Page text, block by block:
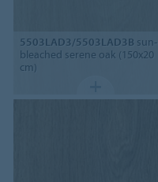
5503LAD3/5503LAD3B sun-
bleached serene oak (150x20
cm)